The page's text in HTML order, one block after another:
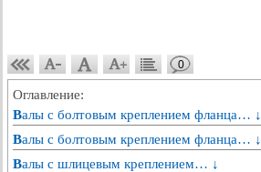
0
Оглавление:
Валы с болтовым креплением фланца… ↓
Валы с болтовым креплением фланца… ↓
Валы с шлицевым креплением… ↓